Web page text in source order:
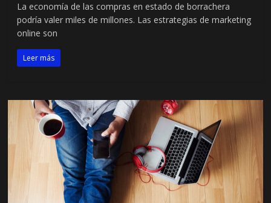
La economía de las compras en estado de borrachera
podría valer miles de millones. Las estrategias de marketing
online son
Leer más